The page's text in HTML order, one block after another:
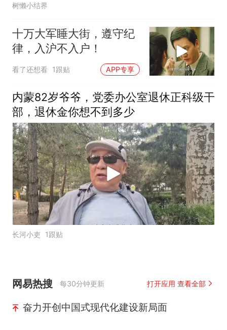
树懒小结界
十万大军睡大街，遵守纪
律，入沪不入户！
看了还想看 1跟贴 APP专享
内蒙82岁爷爷，党委办公室退休正科级干
部，退休金你想不到多少
长河小吏 1跟贴
网易热搜 每30分钟更新 打开应用 查看全部
奋力开创中国式现代化建设新局面